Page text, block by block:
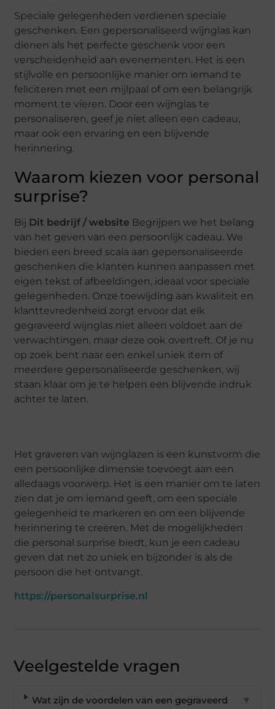
Speciale gelegenheden verdienen speciale
geschenken. Een gepersonaliseerd wijnglas kan
dienen als het perfecte geschenk voor een
verscheidenheid aan evenementen. Het is een
stijlvolle en persoonlijke manier om iemand te
feliciteren met een mijlpaal of om een belangrijk
moment te vieren. Door een wijnglas te
personaliseren, geef je niet alleen een cadeau,
maar ook een ervaring en een blijvende
herinnering.
Waarom kiezen voor personal
surprise?
Bij Dit bedrijf / website Begrijpen we het belang
van het geven van een persoonlijk cadeau. We
bieden een breed scala aan gepersonaliseerde
geschenken die klanten kunnen aanpassen met
eigen tekst of afbeeldingen, ideaal voor speciale
gelegenheden. Onze toewijding aan kwaliteit en
klanttevredenheid zorgt ervoor dat elk
gegraveerd wijnglas niet alleen voldoet aan de
verwachtingen, maar deze ook overtreft. Of je nu
op zoek bent naar een enkel uniek item of
meerdere gepersonaliseerde geschenken, wij
staan klaar om je te helpen een blijvende indruk
achter te laten.
Het graveren van wijnglazen is een kunstvorm die
een persoonlijke dimensie toevoegt aan een
alledaags voorwerp. Het is een manier om te laten
zien dat je om iemand geeft, om een speciale
gelegenheid te markeren en om een blijvende
herinnering te creëren. Met de mogelijkheden
die personal surprise biedt, kun je een cadeau
geven dat net zo uniek en bijzonder is als de
persoon die het ontvangt.
https://personalsurprise.nl
Veelgestelde vragen
Wat zijn de voordelen van een gegraveerd
▼